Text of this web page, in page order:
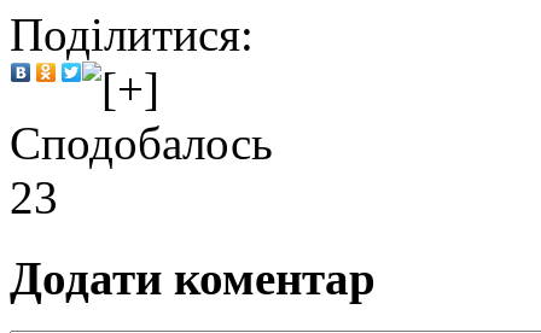
Поділитися:
Сподобалось
23
Додати коментар